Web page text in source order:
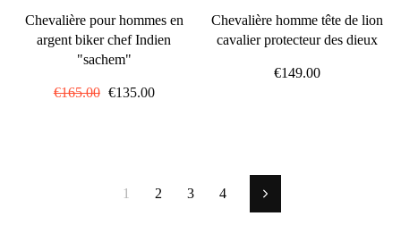
Chevalière pour hommes en
argent biker chef Indien
"sachem"
Prix
€165.00 Prix
€135.00
Chevalière homme tête de lion
cavalier protecteur des dieux
€149.00
1 2 3 4 Suivant